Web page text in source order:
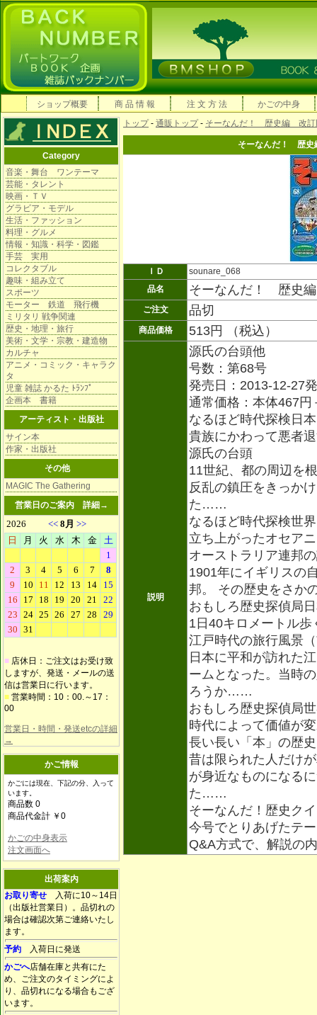
ショップ概要 商 品 情 報 注 文 方 法 かごの中身
Category
音楽・舞台 ワンテーマ
芸能・タレント
映画・ＴＶ
グラビア・モデル
生活・ファッション
料理・グルメ
情報・知識・科学・図鑑
手芸 実用
コレクタブル
趣味・組み立て
スポーツ
モーター 鉄道 飛行機
ミリタリ 戦争関連
歴史・地理・旅行
美術・文学・宗教・建造物
カルチャ
アニメ・コミック・キャラク
タ
児童 雑誌 かるた ﾄﾗﾝﾌﾟ
企画本 書籍
アーティスト・出版社
サイン本
作家・出版社
その他
MAGIC The Gathering
営業日のご案内 詳細→
■ 店休日：ご注文はお受け致
しますが、発送・メールの送
信は営業日に行います。
■ 営業時間：10：00.～17：
00
営業日・時間・発送etcの詳細
→
かご情報
かごには現在、下記の分、入って
います。
商品数 0
商品代金計 ￥0
かごの中身表示
注文画面へ
出荷案内
お取り寄せ 入荷に10～14日
（出版社営業日）。品切れの
場合は確認次第ご連絡いたし
ます。
予約 入荷日に発送
かごへ店舗在庫と共有にた
め、ご注文のタイミングによ
り、品切れになる場合もござ
います。
トップ- 通販トップ- そーなんだ！ 歴史編 改訂
そーなんだ！ 歴
ＩＤ
sounare_068
品名
そーなんだ！ 歴史
ご注文 品切
商品価格 513円 （税込）
説明
源氏の台頭他
号数：第68号
発売日：2013-12-27
通常価格：本体467円
なるほど時代探検日本
貴族にかわって悪者
源氏の台頭
11世紀、都の周辺を
反乱の鎮圧をきっか
た……
なるほど時代探検世界
立ち上がったオセア
オーストラリア連邦
1901年にイギリスの
邦。 その歴史をさか
おもしろ歴史探偵局
1日40キロメートル
江戸時代の旅行風景
日本に平和が訪れた
ームとなった。当時
ろうか……
おもしろ歴史探偵局
時代によって価値が
長い長い「本」の歴
昔は限られた人だけ
が身近なものになる
た……
そーなんだ！歴史ク
今号でとりあげたテ
Q&A方式で、解説の